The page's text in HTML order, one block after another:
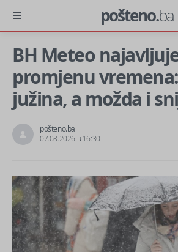
pošteno.ba
BH Meteo
promjenu
južina, a možda i
pošteno.ba
07.08.2026 u 16:30